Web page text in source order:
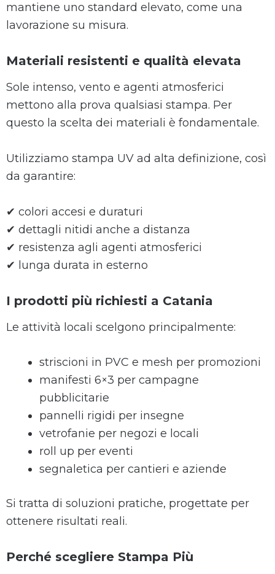
mantiene uno standard elevato, come una
lavorazione su misura.
Materiali resistenti e qualità elevata
Sole intenso, vento e agenti atmosferici
mettono alla prova qualsiasi stampa. Per
questo la scelta dei materiali è fondamentale.
Utilizziamo stampa UV ad alta definizione, così
da garantire:
✔ colori accesi e duraturi
✔ dettagli nitidi anche a distanza
✔ resistenza agli agenti atmosferici
✔ lunga durata in esterno
I prodotti più richiesti a Catania
Le attività locali scelgono principalmente:
striscioni in PVC e mesh per promozioni
manifesti 6×3 per campagne
pubblicitarie
pannelli rigidi per insegne
vetrofanie per negozi e locali
roll up per eventi
segnaletica per cantieri e aziende
Si tratta di soluzioni pratiche, progettate per
ottenere risultati reali.
Perché scegliere Stampa Più